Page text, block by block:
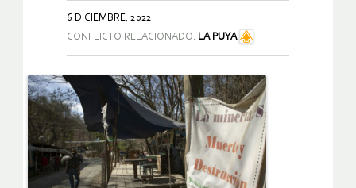
6 DICIEMBRE, 2022
CONFLICTO RELACIONADO: LA PUYA